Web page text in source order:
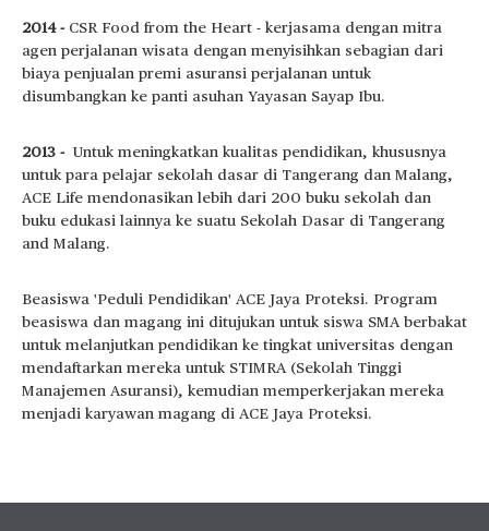
2014 - CSR Food from the Heart - kerjasama dengan mitra
agen perjalanan wisata dengan menyisihkan sebagian dari
biaya penjualan premi asuransi perjalanan untuk
disumbangkan ke panti asuhan Yayasan Sayap Ibu.
2013 - Untuk meningkatkan kualitas pendidikan, khususnya
untuk para pelajar sekolah dasar di Tangerang dan Malang,
ACE Life mendonasikan lebih dari 200 buku sekolah dan
buku edukasi lainnya ke suatu Sekolah Dasar di Tangerang
and Malang.
Beasiswa 'Peduli Pendidikan' ACE Jaya Proteksi. Program
beasiswa dan magang ini ditujukan untuk siswa SMA berbakat
untuk melanjutkan pendidikan ke tingkat universitas dengan
mendaftarkan mereka untuk STIMRA (Sekolah Tinggi
Manajemen Asuransi), kemudian memperkerjakan mereka
menjadi karyawan magang di ACE Jaya Proteksi.